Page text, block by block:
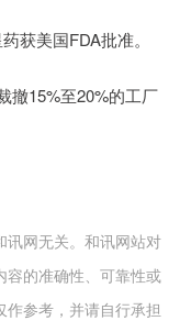
获美国FDA批准。
撤15%至20%的工厂
讯网无关。和讯网站对
容的准确性、可靠性或
参考，并请自行承担